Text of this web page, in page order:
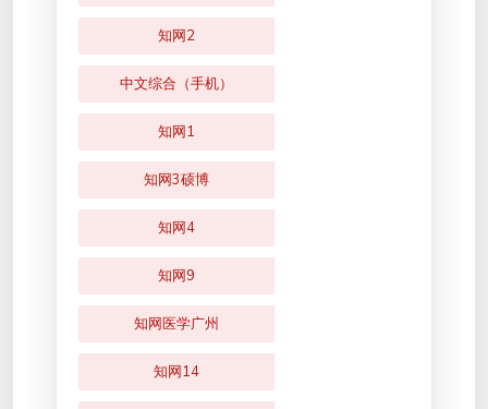
知网2
中文综合（手机）
知网1
知网3硕博
知网4
知网9
知网医学广州
知网14